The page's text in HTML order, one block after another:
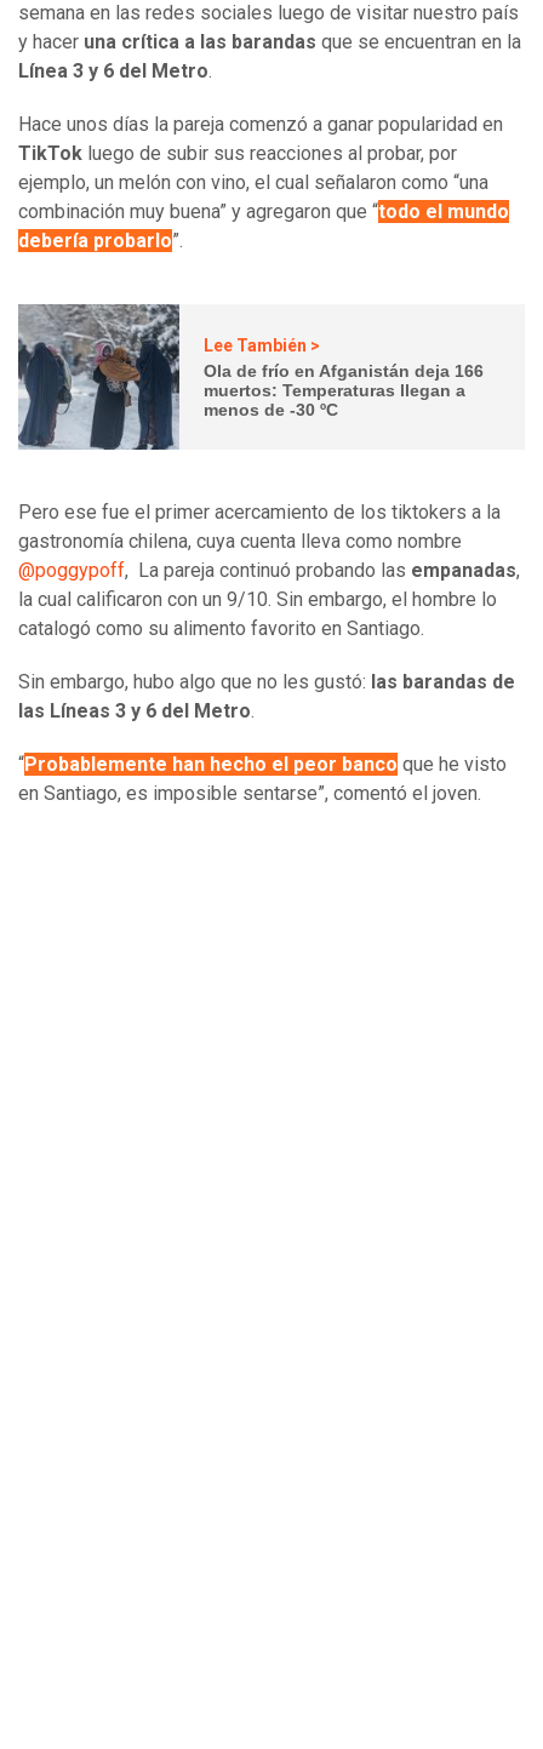
semana en las redes sociales luego de visitar nuestro país
y hacer una crítica a las barandas que se encuentran en la
Línea 3 y 6 del Metro.
Hace unos días la pareja comenzó a ganar popularidad en
TikTok luego de subir sus reacciones al probar, por
ejemplo, un melón con vino, el cual señalaron como “una
combinación muy buena” y agregaron que “todo el mundo
debería probarlo”.
Lee También >
Ola de frío en Afganistán deja 166
muertos: Temperaturas llegan a
menos de -30 ºC
Pero ese fue el primer acercamiento de los tiktokers a la
gastronomía chilena, cuya cuenta lleva como nombre
@poggypoff, La pareja continuó probando las empanadas,
la cual calificaron con un 9/10. Sin embargo, el hombre lo
catalogó como su alimento favorito en Santiago.
Sin embargo, hubo algo que no les gustó: las barandas de
las Líneas 3 y 6 del Metro.
“Probablemente han hecho el peor banco que he visto
en Santiago, es imposible sentarse”, comentó el joven.